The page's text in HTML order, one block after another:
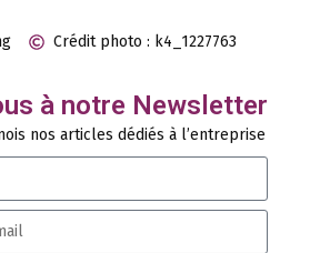
Crédit photo : k4_1227763
à notre Newsletter
nos articles dédiés à l’entreprise